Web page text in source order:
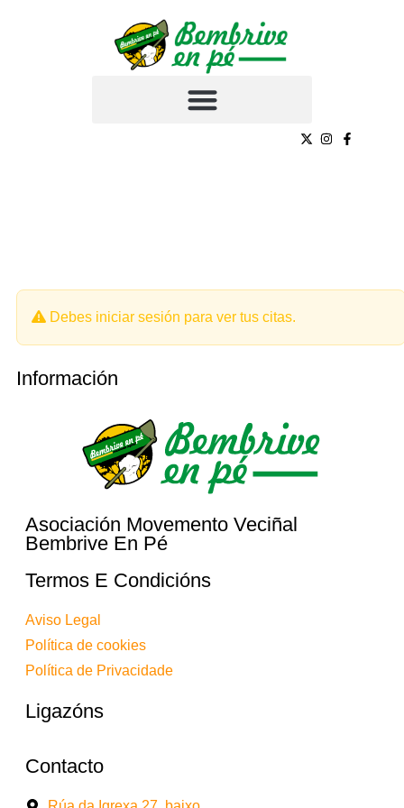
Debes iniciar sesión para ver tus citas.
Información
Asociación Movemento Veciñal
Bembrive En Pé
Termos E Condicións
Aviso Legal
Política de cookies
Política de Privacidade
Ligazóns
Contacto